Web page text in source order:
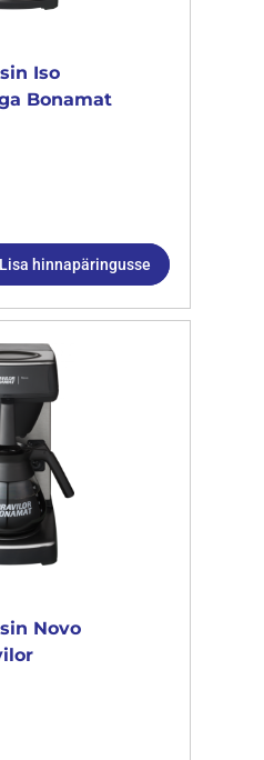
Iso
Bonamat
Lisa hinnapäringusse
Novo